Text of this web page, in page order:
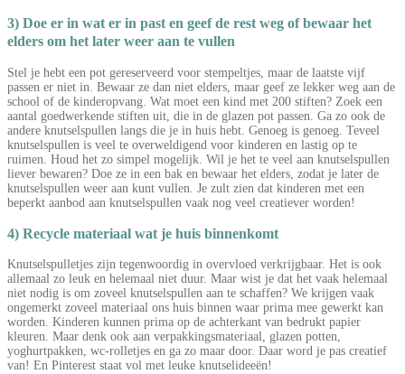
3) Doe er in wat er in past en geef de rest weg of bewaar het
elders om het later weer aan te vullen
Stel je hebt een pot gereserveerd voor stempeltjes, maar de laatste vijf
passen er niet in. Bewaar ze dan niet elders, maar geef ze lekker weg aan de
school of de kinderopvang. Wat moet een kind met 200 stiften? Zoek een
aantal goedwerkende stiften uit, die in de glazen pot passen. Ga zo ook de
andere knutselspullen langs die je in huis hebt. Genoeg is genoeg. Teveel
knutselspullen is veel te overweldigend voor kinderen en lastig op te
ruimen. Houd het zo simpel mogelijk. Wil je het te veel aan knutselspullen
liever bewaren? Doe ze in een bak en bewaar het elders, zodat je later de
knutselspullen weer aan kunt vullen. Je zult zien dat kinderen met een
beperkt aanbod aan knutselspullen vaak nog veel creatiever worden!
4) Recycle materiaal wat je huis binnenkomt
Knutselspulletjes zijn tegenwoordig in overvloed verkrijgbaar. Het is ook
allemaal zo leuk en helemaal niet duur. Maar wist je dat het vaak helemaal
niet nodig is om zoveel knutselspullen aan te schaffen? We krijgen vaak
ongemerkt zoveel materiaal ons huis binnen waar prima mee gewerkt kan
worden. Kinderen kunnen prima op de achterkant van bedrukt papier
kleuren. Maar denk ook aan verpakkingsmateriaal, glazen potten,
yoghurtpakken, wc-rolletjes en ga zo maar door. Daar word je pas creatief
van! En Pinterest staat vol met leuke knutselideeën!